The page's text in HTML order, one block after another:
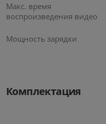
Макс. время
воспроизведения видео
Мощность зарядки
Комплектация
5.0
Портативная